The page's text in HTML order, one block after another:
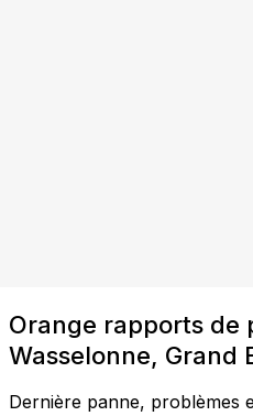
Orange rapports de
Wasselonne, Grand
Dernière panne, problèmes